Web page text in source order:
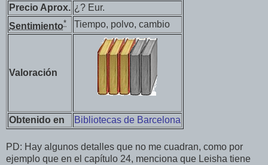
Precio Aprox. ¿? Eur.
Sentimiento* Tiempo, polvo, cambio
Valoración
Obtenido en Bibliotecas de Barcelona
PD: Hay algunos detalles que no me cuadran, como por
ejemplo que en el capítulo 24, menciona que Leisha tiene